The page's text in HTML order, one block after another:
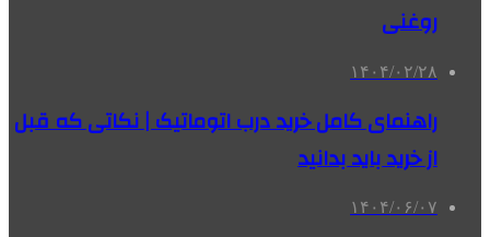
روغنی
۱۴۰۴/۰۲/۲۸
راهنمای کامل خرید درب اتوماتیک | نکاتی که قبل
از خرید باید بدانید
۱۴۰۴/۰۶/۰۷